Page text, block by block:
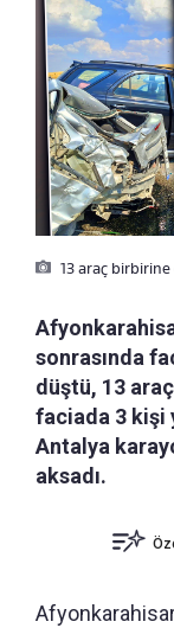
13 araç
sonrasında
düştü, 13
faciada 3 kişi
Antalya
aksadı.